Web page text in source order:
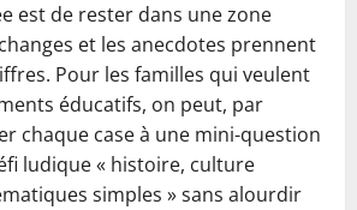
est de rester dans une zone
et les anecdotes prennent
Pour les familles qui veulent
éducatifs, on peut, par
chaque case à une mini-question
ludique « histoire, culture
simples » sans alourdir